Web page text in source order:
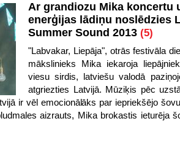
Ar grandiozu Mika koncertu
enerģijas lādiņu noslēdzies
Summer Sound 2013 (5)
"Labvakar, Liepāja", otrās festivāla
mākslinieks Mika iekaroja
viesu sirdis, latviešu valodā
atgriezties Latvijā. Mūziķis pēc
ir vēl emocionālāks par iepriekšējo
aizrauts, Mika brokastis ieturēja